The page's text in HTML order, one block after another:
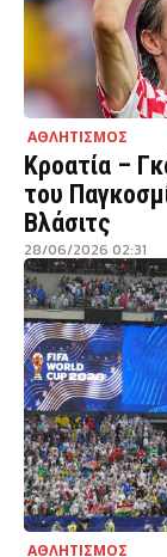
ΑΘΛΗΤΙΣΜΟΣ
Κροατία –
του
Βλάσιτς
28/06/2026 02:31
ΑΘΛΗΤΙΣΜΟΣ